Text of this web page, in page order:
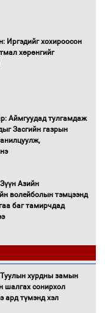
Иргэдийг хохироосон
хөрөнгийг
Аймгуудад тулгамдаж
Засгийн газрын
Азийн
волейболын тэмцээнд
баг тамирчдад
түлшний онцгой
тэглэлээ
хурдны замын
шалгах сонирхол
ард түмэнд хэл